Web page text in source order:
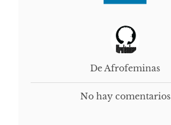
De Afrofeminas
No hay comentarios